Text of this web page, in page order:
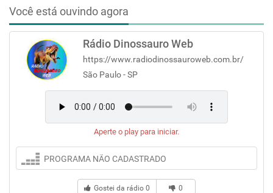
Você está ouvindo agora
Rádio Dinossauro Web
https://www.radiodinossauroweb.com.br/
São Paulo - SP
Aperte o play para iniciar.
PROGRAMA NÃO CADASTRADO
Gostei da rádio 0 0